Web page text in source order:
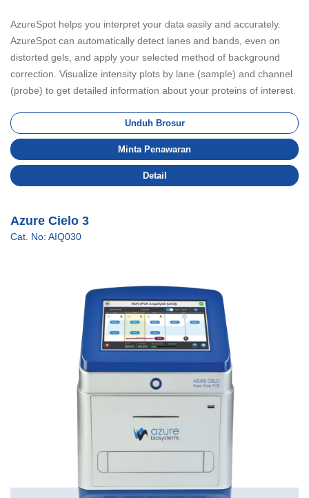
AzureSpot helps you interpret your data easily and accurately.
AzureSpot can automatically detect lanes and bands, even on
distorted gels, and apply your selected method of background
correction. Visualize intensity plots by lane (sample) and channel
(probe) to get detailed information about your proteins of interest.
Unduh Brosur
Minta Penawaran
Detail
Azure Cielo 3
Cat. No: AIQ030